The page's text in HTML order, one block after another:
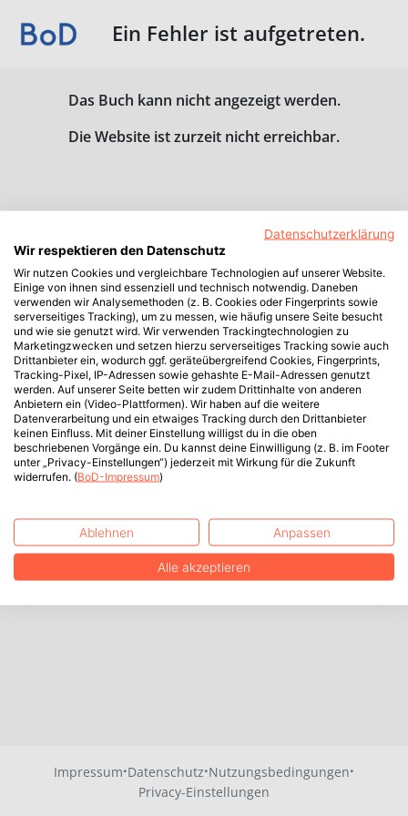
Ein Fehler ist aufgetreten.
Das Buch kann nicht angezeigt werden.
Die Website ist zurzeit nicht erreichbar.
Impressum·Datenschutz·Nutzungsbedingungen·
Privacy-Einstellungen
Datenschutzerklärung
Wir respektieren den Datenschutz
Wir nutzen Cookies und vergleichbare Technologien auf unserer Website.
Einige von ihnen sind essenziell und technisch notwendig. Daneben
verwenden wir Analysemethoden (z. B. Cookies oder Fingerprints sowie
serverseitiges Tracking), um zu messen, wie häufig unsere Seite besucht
und wie sie genutzt wird. Wir verwenden Trackingtechnologien zu
Marketingzwecken und setzen hierzu serverseitiges Tracking sowie auch
Drittanbieter ein, wodurch ggf. geräteübergreifend Cookies, Fingerprints,
Tracking-Pixel, IP-Adressen sowie gehashte E-Mail-Adressen genutzt
werden. Auf unserer Seite betten wir zudem Drittinhalte von anderen
Anbietern ein (Video-Plattformen). Wir haben auf die weitere
Datenverarbeitung und ein etwaiges Tracking durch den Drittanbieter
keinen Einfluss. Mit deiner Einstellung willigst du in die oben
beschriebenen Vorgänge ein. Du kannst deine Einwilligung (z. B. im Footer
unter „Privacy-Einstellungen“) jederzeit mit Wirkung für die Zukunft
widerrufen. (BoD-Impressum)
Ablehnen Anpassen
Alle akzeptieren